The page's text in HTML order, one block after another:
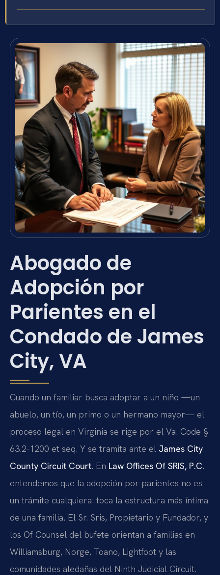
Abogado de
Adopción por
Parientes en el
Condado de James
City, VA
Cuando un familiar busca adoptar a un niño —un
abuelo, un tío, un primo o un hermano mayor— el
proceso legal en Virginia se rige por el Va. Code §
63.2-1200 et seq. Y se tramita ante el James City
County Circuit Court. En Law Offices Of SRIS, P.C.
entendemos que la adopción por parientes no es
un trámite cualquiera: toca la estructura más íntima
de una familia. El Sr. Sris, Propietario y Fundador, y
los Of Counsel del bufete orientan a familias en
Williamsburg, Norge, Toano, Lightfoot y las
comunidades aledañas del Ninth Judicial Circuit.